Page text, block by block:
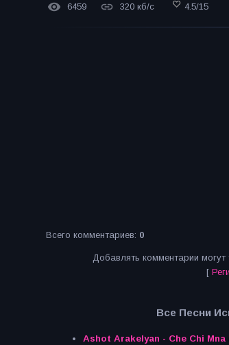
6459 320 кб/с 4.5/15
Всего комментариев: 0
Добавлять комментарии могут
[
Все Песни
Ashot Arakelyan - Che Chi Mna